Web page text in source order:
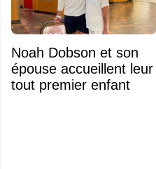
Noah Dobson et son
épouse accueillent leur
tout premier enfant